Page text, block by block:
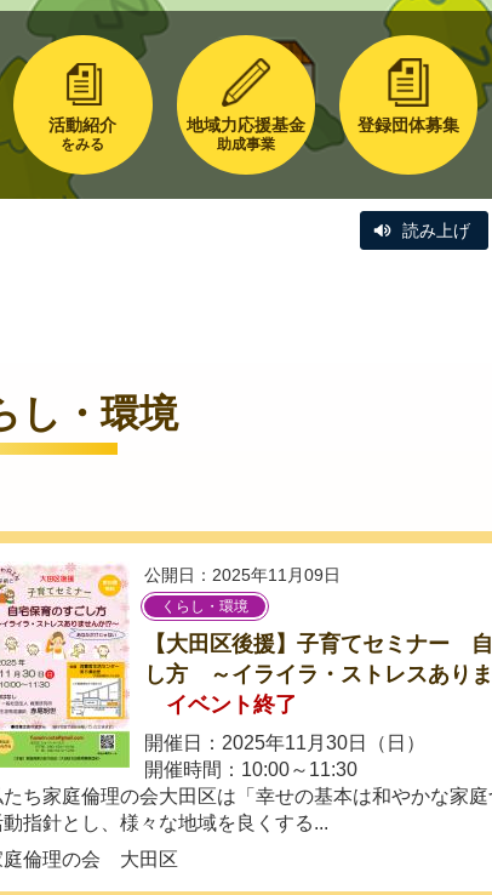
活動紹介
をみる
地域力応援基金
助成事業
登録団体募集
読み上げ
し・環境
公開日：2025年11月09日
くらし・環境
【大田区後援】子育てセミナー
し方 ～イライラ・ストレスあり
イベント終了
開催日：2025年11月30日（日）
開催時間：10:00～11:30
たち家庭倫理の会大田区は「幸せの基本は和やかな家
動指針とし、様々な地域を良くする...
庭倫理の会 大田区